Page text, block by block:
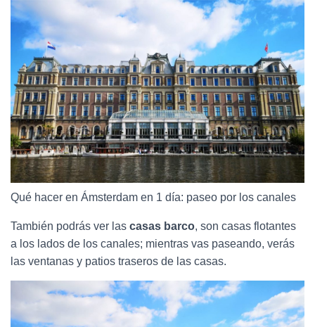
Qué hacer en Ámsterdam en 1 día: paseo por los canales
También podrás ver las casas barco, son casas flotantes
a los lados de los canales; mientras vas paseando, verás
las ventanas y patios traseros de las casas.